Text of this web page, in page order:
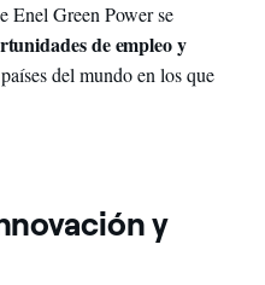
Enel Green Power se
de empleo y
del mundo en los que
y